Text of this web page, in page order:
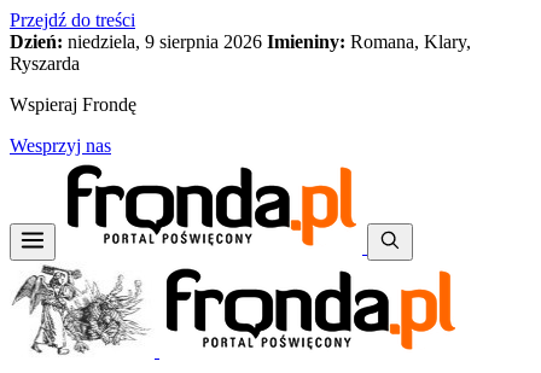
Przejdź do treści
Dzień: niedziela, 9 sierpnia 2026 Imieniny: Romana, Klary,
Ryszarda
Wspieraj Frondę
Wesprzyj nas